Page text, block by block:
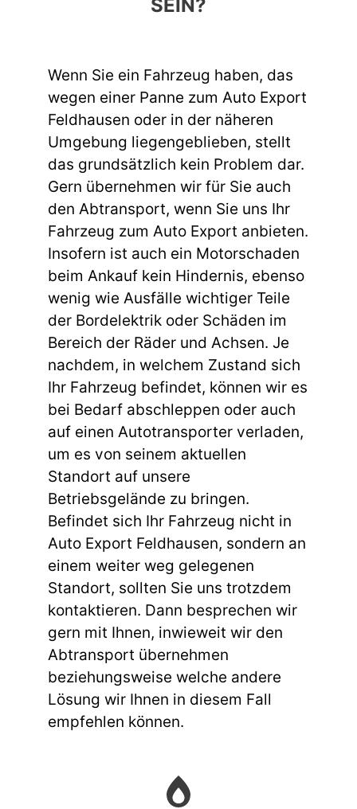
SEIN?
Wenn Sie ein Fahrzeug haben, das
wegen einer Panne zum Auto Export
Feldhausen oder in der näheren
Umgebung liegengeblieben, stellt
das grundsätzlich kein Problem dar.
Gern übernehmen wir für Sie auch
den Abtransport, wenn Sie uns Ihr
Fahrzeug zum Auto Export anbieten.
Insofern ist auch ein Motorschaden
beim Ankauf kein Hindernis, ebenso
wenig wie Ausfälle wichtiger Teile
der Bordelektrik oder Schäden im
Bereich der Räder und Achsen. Je
nachdem, in welchem Zustand sich
Ihr Fahrzeug befindet, können wir es
bei Bedarf abschleppen oder auch
auf einen Autotransporter verladen,
um es von seinem aktuellen
Standort auf unsere
Betriebsgelände zu bringen.
Befindet sich Ihr Fahrzeug nicht in
Auto Export Feldhausen, sondern an
einem weiter weg gelegenen
Standort, sollten Sie uns trotzdem
kontaktieren. Dann besprechen wir
gern mit Ihnen, inwieweit wir den
Abtransport übernehmen
beziehungsweise welche andere
Lösung wir Ihnen in diesem Fall
empfehlen können.